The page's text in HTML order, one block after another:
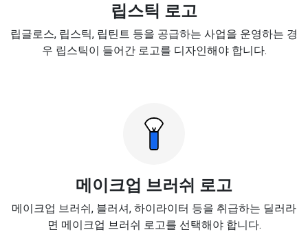
립스틱 로고
립글로스, 립스틱, 립틴트 등을 공급하는 사업을 운영하는 경
우 립스틱이 들어간 로고를 디자인해야 합니다.
메이크업 브러쉬 로고
메이크업 브러쉬, 블러셔, 하이라이터 등을 취급하는 딜러라
면 메이크업 브러쉬 로고를 선택해야 합니다.